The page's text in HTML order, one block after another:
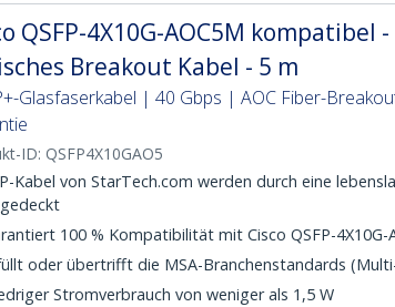
QSFP-4X10G-AOC5M kompatibel
Breakout Kabel - 5 m
Glasfaserkabel | 40 Gbps | AOC Fiber-
ID: QSFP4X10GAO5
Kabel von StarTech.com werden durch eine
100 % Kompatibilität mit Cisco QSFP-4X10G-
oder übertrifft die MSA-Branchenstandards
Stromverbrauch von weniger als 1,5 W